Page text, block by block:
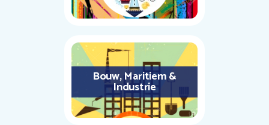
Bouw, Maritiem &
Industrie